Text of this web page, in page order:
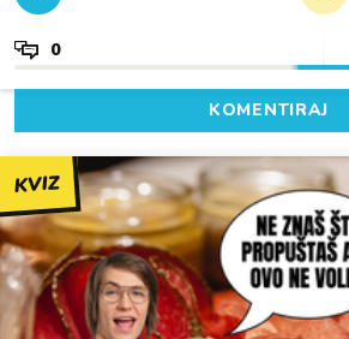
0
KOMENTIRAJ
KVIZ